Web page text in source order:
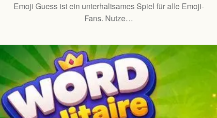
Emoji Guess ist ein unterhaltsames Spiel für alle Emoji-
Fans. Nutze…